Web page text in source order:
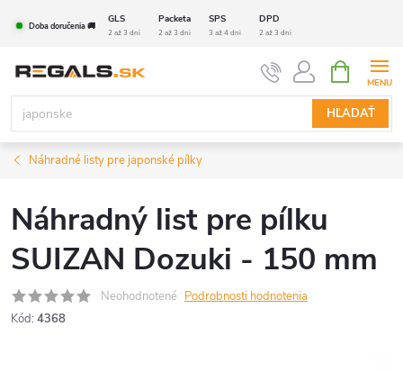
Doba doručenia 🚚
GLS Packeta SPS DPD
2 až 3 dni 2 až 3 dni 3 až 4 dni 2 až 3 dni
HĽADAŤ
KOŠÍK
Náhradné listy pre japonské pílky
Náhradný list pre pílku
SUIZAN Dozuki - 150 mm
Neohodnotené Podrobnosti hodnotenia
Kód: 4368